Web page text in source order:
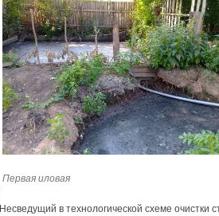
Первая иловая
Несведущий в технологической схеме очистки